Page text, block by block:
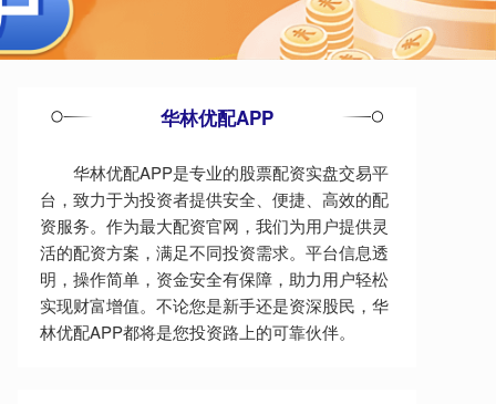
华林优配APP
华林优配APP是专业的股票配资实盘交易平
台，致力于为投资者提供安全、便捷、高效的配
资服务。作为最大配资官网，我们为用户提供灵
活的配资方案，满足不同投资需求。平台信息透
明，操作简单，资金安全有保障，助力用户轻松
实现财富增值。不论您是新手还是资深股民，华
林优配APP都将是您投资路上的可靠伙伴。